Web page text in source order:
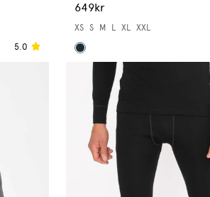
5.0
649kr
XS S M L XL XXL